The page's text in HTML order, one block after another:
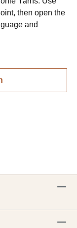
then open the
and